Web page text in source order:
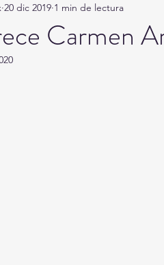
Entretenimiento
Carmen
20 dic 2019 1 min de lectura